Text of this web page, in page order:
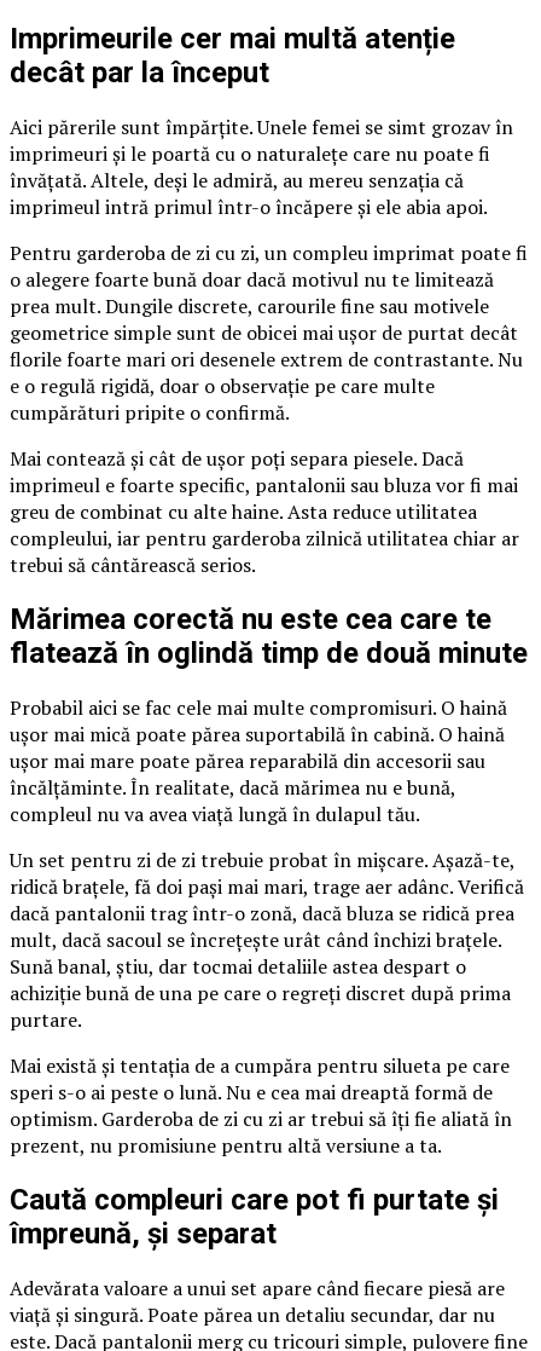
Imprimeurile cer mai multă atenție
decât par la început
Aici părerile sunt împărțite. Unele femei se simt grozav în
imprimeuri și le poartă cu o naturalețe care nu poate fi
învățată. Altele, deși le admiră, au mereu senzația că
imprimeul intră primul într-o încăpere și ele abia apoi.
Pentru garderoba de zi cu zi, un compleu imprimat poate fi
o alegere foarte bună doar dacă motivul nu te limitează
prea mult. Dungile discrete, carourile fine sau motivele
geometrice simple sunt de obicei mai ușor de purtat decât
florile foarte mari ori desenele extrem de contrastante. Nu
e o regulă rigidă, doar o observație pe care multe
cumpărături pripite o confirmă.
Mai contează și cât de ușor poți separa piesele. Dacă
imprimeul e foarte specific, pantalonii sau bluza vor fi mai
greu de combinat cu alte haine. Asta reduce utilitatea
compleului, iar pentru garderoba zilnică utilitatea chiar ar
trebui să cântărească serios.
Mărimea corectă nu este cea care te
flatează în oglindă timp de două minute
Probabil aici se fac cele mai multe compromisuri. O haină
ușor mai mică poate părea suportabilă în cabină. O haină
ușor mai mare poate părea reparabilă din accesorii sau
încălțăminte. În realitate, dacă mărimea nu e bună,
compleul nu va avea viață lungă în dulapul tău.
Un set pentru zi de zi trebuie probat în mișcare. Așază-te,
ridică brațele, fă doi pași mai mari, trage aer adânc. Verifică
dacă pantalonii trag într-o zonă, dacă bluza se ridică prea
mult, dacă sacoul se încrețește urât când închizi brațele.
Sună banal, știu, dar tocmai detaliile astea despart o
achiziție bună de una pe care o regreți discret după prima
purtare.
Mai există și tentația de a cumpăra pentru silueta pe care
speri s-o ai peste o lună. Nu e cea mai dreaptă formă de
optimism. Garderoba de zi cu zi ar trebui să îți fie aliată în
prezent, nu promisiune pentru altă versiune a ta.
Caută compleuri care pot fi purtate și
împreună, și separat
Adevărata valoare a unui set apare când fiecare piesă are
viață și singură. Poate părea un detaliu secundar, dar nu
este. Dacă pantalonii merg cu tricouri simple, pulovere fine